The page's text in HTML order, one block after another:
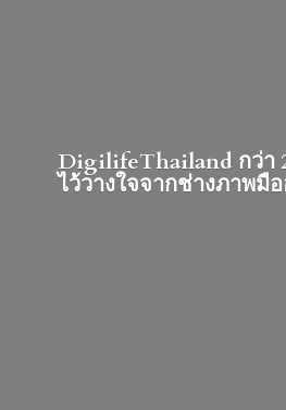
DigilifeThailand กว่า
ไว้วางใจจากช่างภาพมื